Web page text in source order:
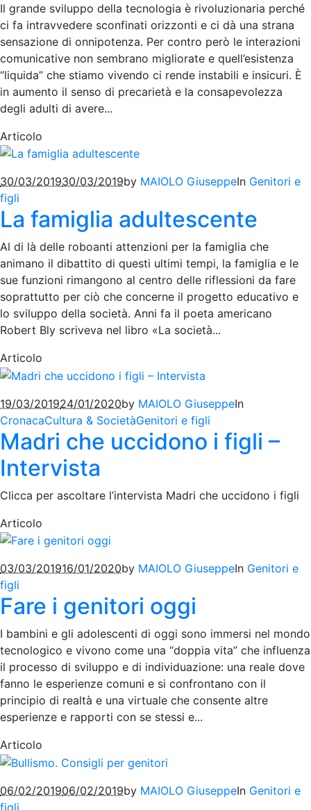
Il grande sviluppo della tecnologia è rivoluzionaria perché
ci fa intravvedere sconfinati orizzonti e ci dà una strana
sensazione di onnipotenza. Per contro però le interazioni
comunicative non sembrano migliorate e quell’esistenza
“liquida” che stiamo vivendo ci rende instabili e insicuri. È
in aumento il senso di precarietà e la consapevolezza
degli adulti di avere...
Articolo
30/03/201930/03/2019by MAIOLO GiuseppeIn Genitori e
figli
La famiglia adultescente
Al di là delle roboanti attenzioni per la famiglia che
animano il dibattito di questi ultimi tempi, la famiglia e le
sue funzioni rimangono al centro delle riflessioni da fare
soprattutto per ciò che concerne il progetto educativo e
lo sviluppo della società. Anni fa il poeta americano
Robert Bly scriveva nel libro «La società...
Articolo
19/03/201924/01/2020by MAIOLO GiuseppeIn
CronacaCultura & SocietàGenitori e figli
Madri che uccidono i figli –
Intervista
Clicca per ascoltare l’intervista Madri che uccidono i figli
Articolo
03/03/201916/01/2020by MAIOLO GiuseppeIn Genitori e
figli
Fare i genitori oggi
I bambini e gli adolescenti di oggi sono immersi nel mondo
tecnologico e vivono come una “doppia vita” che influenza
il processo di sviluppo e di individuazione: una reale dove
fanno le esperienze comuni e si confrontano con il
principio di realtà e una virtuale che consente altre
esperienze e rapporti con se stessi e...
Articolo
06/02/201906/02/2019by MAIOLO GiuseppeIn Genitori e